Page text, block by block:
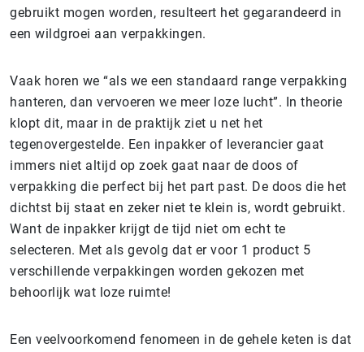
gebruikt mogen worden, resulteert het gegarandeerd in
een wildgroei aan verpakkingen.
Vaak horen we “als we een standaard range verpakking
hanteren, dan vervoeren we meer loze lucht”. In theorie
klopt dit, maar in de praktijk ziet u net het
tegenovergestelde. Een inpakker of leverancier gaat
immers niet altijd op zoek gaat naar de doos of
verpakking die perfect bij het part past. De doos die het
dichtst bij staat en zeker niet te klein is, wordt gebruikt.
Want de inpakker krijgt de tijd niet om echt te
selecteren. Met als gevolg dat er voor 1 product 5
verschillende verpakkingen worden gekozen met
behoorlijk wat loze ruimte!
Een veelvoorkomend fenomeen in de gehele keten is dat